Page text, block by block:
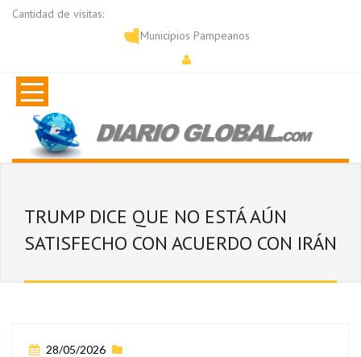
Cantidad de visitas:
Municipios Pampeanos
TRUMP DICE QUE NO ESTÁ AÚN
SATISFECHO CON ACUERDO CON IRÁN
28/05/2026